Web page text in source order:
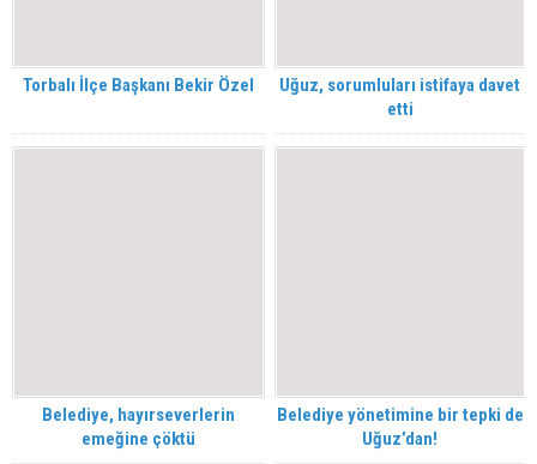
Torbalı İlçe Başkanı Bekir Özel
Uğuz, sorumluları istifaya davet
etti
Belediye, hayırseverlerin
emeğine çöktü
Belediye yönetimine bir tepki de
Uğuz’dan!